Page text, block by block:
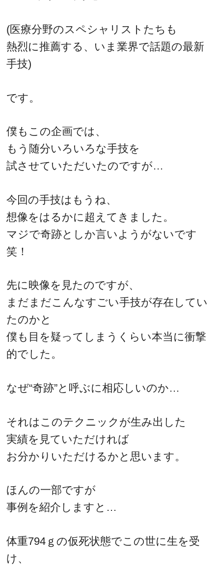
(医療分野のスペシャリストたちも
熱烈に推薦する、いま業界で話題の最新
手技)
です。
僕もこの企画では、
もう随分いろいろな手技を
試させていただいたのですが…
今回の手技はもうね、
想像をはるかに超えてきました。
マジで奇跡としか言いようがないです
笑！
先に映像を見たのですが、
まだまだこんなすごい手技が存在してい
たのかと
僕も目を疑ってしまうくらい本当に衝撃
的でした。
なぜ“奇跡”と呼ぶに相応しいのか…
それはこのテクニックが生み出した
実績を見ていただければ
お分かりいただけるかと思います。
ほんの一部ですが
事例を紹介しますと…
体重794ｇの仮死状態でこの世に生を受
け、